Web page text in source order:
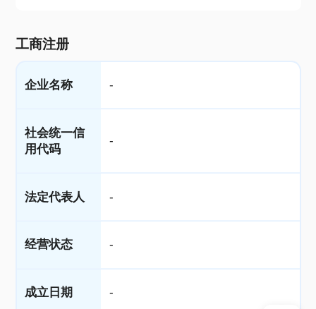
工商注册
企业名称 -
社会统一信
用代码
-
法定代表人 -
经营状态 -
成立日期 -